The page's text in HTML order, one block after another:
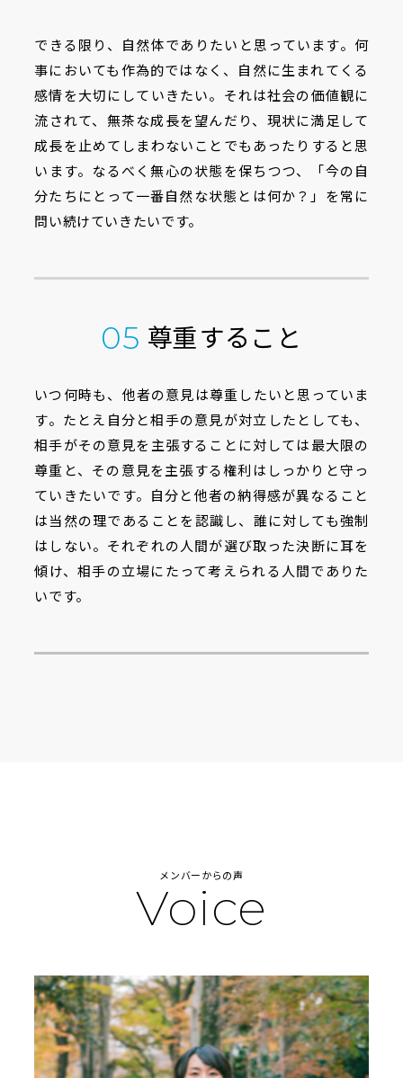
できる限り、自然体でありたいと思っています。何
事においても作為的ではなく、自然に生まれてくる
感情を大切にしていきたい。それは社会の価値観に
流されて、無茶な成長を望んだり、現状に満足して
成長を止めてしまわないことでもあったりすると思
います。なるべく無心の状態を保ちつつ、「今の自
分たちにとって一番自然な状態とは何か？」を常に
問い続けていきたいです。
05 尊重すること
いつ何時も、他者の意見は尊重したいと思っていま
す。たとえ自分と相手の意見が対立したとしても、
相手がその意見を主張することに対しては最大限の
尊重と、その意見を主張する権利はしっかりと守っ
ていきたいです。自分と他者の納得感が異なること
は当然の理であることを認識し、誰に対しても強制
はしない。それぞれの人間が選び取った決断に耳を
傾け、相手の立場にたって考えられる人間でありた
いです。
メンバーからの声
Voice